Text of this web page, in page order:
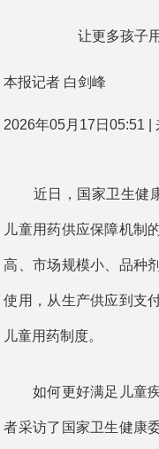
让更多孩子
本报记者 白剑峰
2026年05月17日05:51 |
近日，国家卫生健康
儿童用药供应保障机制
高、市场规模小、品种
使用，从生产供应到支
儿童用药制度。
如何更好满足儿童疾
者采访了国家卫生健康